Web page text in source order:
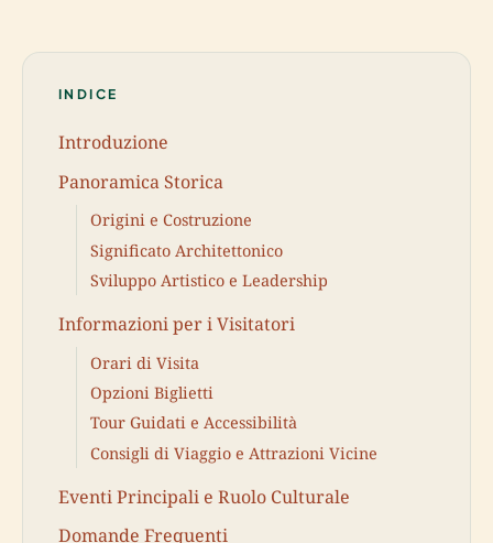
INDICE
Introduzione
Panoramica Storica
Origini e Costruzione
Significato Architettonico
Sviluppo Artistico e Leadership
Informazioni per i Visitatori
Orari di Visita
Opzioni Biglietti
Tour Guidati e Accessibilità
Consigli di Viaggio e Attrazioni Vicine
Eventi Principali e Ruolo Culturale
Domande Frequenti